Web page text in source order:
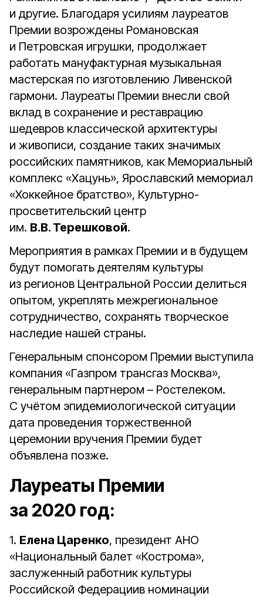
и другие. Благодаря усилиям лауреатов
Премии возрождены Романовская
и Петровская игрушки, продолжает
работать мануфактурная музыкальная
мастерская по изготовлению Ливенской
гармони. Лауреаты Премии внесли свой
вклад в сохранение и реставрацию
шедевров классической архитектуры
и живописи, создание таких значимых
российских памятников, как Мемориальный
комплекс «Хацунь», Ярославский мемориал
«Хоккейное братство», Культурно-
просветительский центр
им. В.В. Терешковой.
Мероприятия в рамках Премии и в будущем
будут помогать деятелям культуры
из регионов Центральной России делиться
опытом, укреплять межрегиональное
сотрудничество, сохранять творческое
наследие нашей страны.
Генеральным спонсором Премии выступила
компания «Газпром трансгаз Москва»,
генеральным партнером – Ростелеком.
С учётом эпидемиологической ситуации
дата проведения торжественной
церемонии вручения Премии будет
объявлена позже.
Лауреаты Премии
за 2020 год:
1. Елена Царенко, президент АНО
«Национальный балет «Кострома»,
заслуженный работник культуры
Российской Федерациив номинации